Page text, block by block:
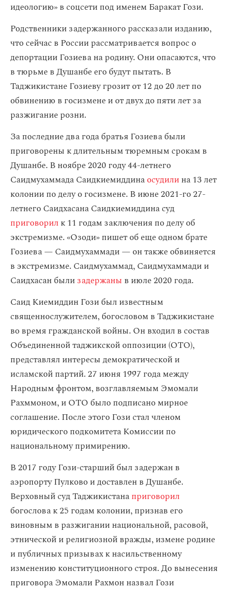
идеологию» в соцсети под именем Баракат Гози.
Родственники задержанного рассказали изданию,
что сейчас в России рассматривается вопрос о
депортации Гозиева на родину. Они опасаются, что
в тюрьме в Душанбе его будут пытать. В
Таджикистане Гозиеву грозит от 12 до 20 лет по
обвинению в госизмене и от двух до пяти лет за
разжигание розни.
За последние два года братья Гозиева были
приговорены к длительным тюремным срокам в
Душанбе. В ноябре 2020 году 44-летнего
Саидмухаммада Саидкиемиддинаосудилина 13 лет
колонии по делу о госизмене. В июне 2021-го 27-
летнего Саидхасана Саидкиемиддина суд
приговорил к 11 годам заключения по делу об
экстремизме. «Озоди» пишет об еще одном брате
Гозиева — Саидмухаммади — он также обвиняется
в экстремизме. Саидмухаммад, Саидмухаммади и
Саидхасан былизадержаны в июле 2020 года.
Саид Киемиддин Гози был известным
священнослужителем, богословом в Таджикистане
во время гражданской войны. Он входил в состав
Объединенной таджикской оппозиции (ОТО),
представлял интересы демократической и
исламской партий. 27 июня 1997 года между
Народным фронтом, возглавляемым Эмомали
Рахммоном, и ОТО было подписано мирное
соглашение. После этого Гози стал членом
юридического подкомитета Комиссии по
национальному примирению.
В 2017 году Гози-старший был задержан в
аэропорту Пулково и доставлен в Душанбе.
Верховный суд Таджикистанаприговорил
богослова к 25 годам колонии, признав его
виновным в разжигании национальной, расовой,
этнической и религиозной вражды, измене родине
и публичных призывах к насильственному
изменению конституционного строя. До вынесения
приговора Эмомали Рахмон назвал Гози